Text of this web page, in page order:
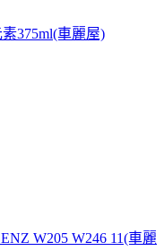
375ml(車麗屋)
W205 W246 11(車麗